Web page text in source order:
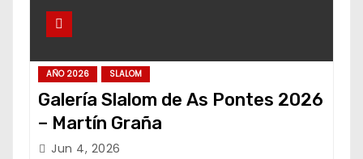
AÑO 2026 SLALOM
Galería Slalom de As Pontes 2026
– Martín Graña
Jun 4, 2026